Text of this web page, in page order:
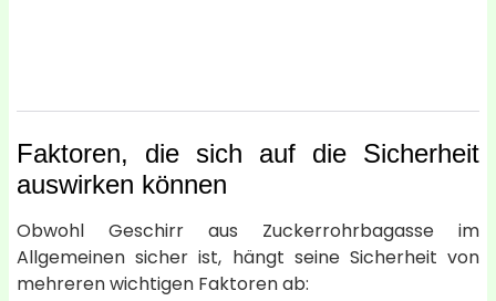
Faktoren, die sich auf die Sicherheit
auswirken können
Obwohl Geschirr aus Zuckerrohrbagasse im
Allgemeinen sicher ist, hängt seine Sicherheit von
mehreren wichtigen Faktoren ab: